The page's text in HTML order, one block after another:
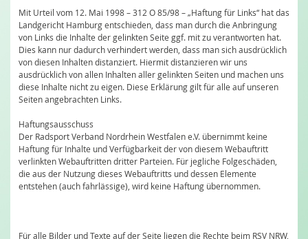
Mit Urteil vom 12. Mai 1998 – 312 O 85/98 – „Haftung für Links“ hat das
Landgericht Hamburg entschieden, dass man durch die Anbringung
von Links die Inhalte der gelinkten Seite ggf. mit zu verantworten hat.
Dies kann nur dadurch verhindert werden, dass man sich ausdrücklich
von diesen Inhalten distanziert. Hiermit distanzieren wir uns
ausdrücklich von allen Inhalten aller gelinkten Seiten und machen uns
diese Inhalte nicht zu eigen. Diese Erklärung gilt für alle auf unseren
Seiten angebrachten Links.
Haftungsausschuss
Der Radsport Verband Nordrhein Westfalen e.V. übernimmt keine
Haftung für Inhalte und Verfügbarkeit der von diesem Webauftritt
verlinkten Webauftritten dritter Parteien. Für jegliche Folgeschäden,
die aus der Nutzung dieses Webauftritts und dessen Elemente
entstehen (auch fahrlässige), wird keine Haftung übernommen.
Für alle Bilder und Texte auf der Seite liegen die Rechte beim RSV NRW,